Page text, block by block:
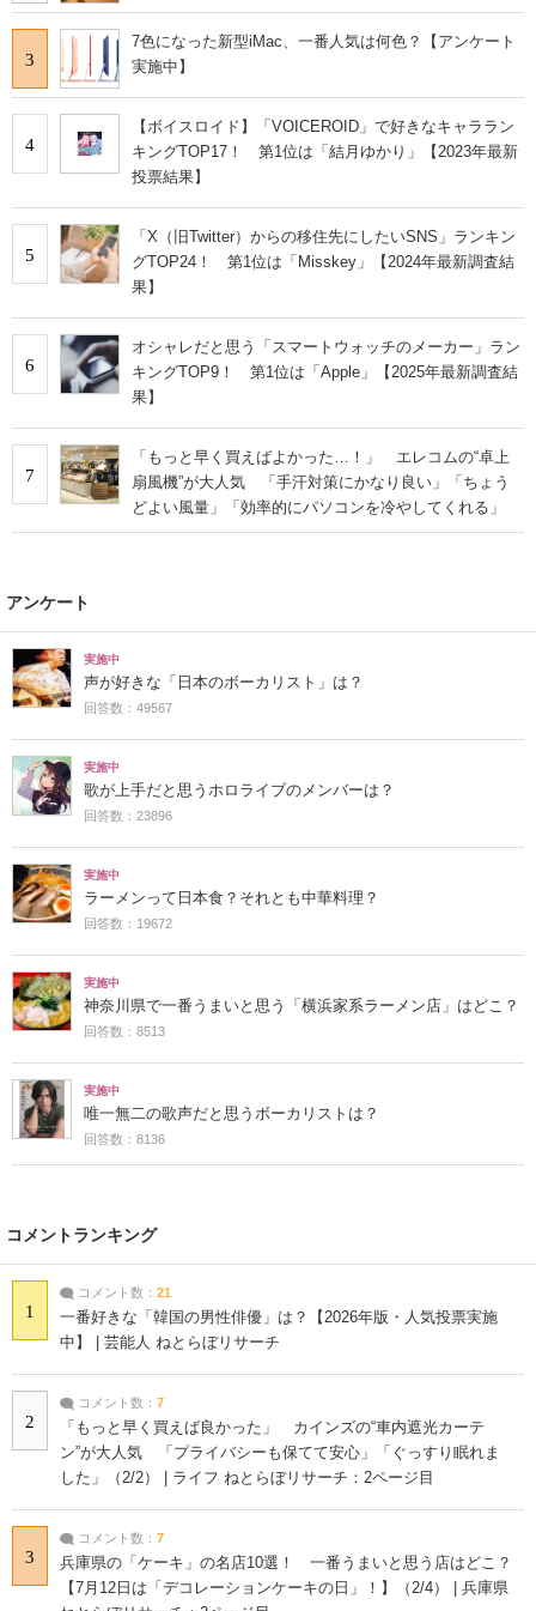
3
7色になった新型iMac、一番人気は何色？【アンケート
実施中】
4
【ボイスロイド】「VOICEROID」で好きなキャララン
キングTOP17！ 第1位は「結月ゆかり」【2023年最新
投票結果】
5
「X（旧Twitter）からの移住先にしたいSNS」ランキン
グTOP24！ 第1位は「Misskey」【2024年最新調査結
果】
6
オシャレだと思う「スマートウォッチのメーカー」ラン
キングTOP9！ 第1位は「Apple」【2025年最新調査結
果】
7
「もっと早く買えばよかった…！」 エレコムの“卓上
扇風機”が大人気 「手汗対策にかなり良い」「ちょう
どよい風量」「効率的にパソコンを冷やしてくれる」
アンケート
実施中
声が好きな「日本のボーカリスト」は？
回答数：49567
実施中
歌が上手だと思うホロライブのメンバーは？
回答数：23896
実施中
ラーメンって日本食？それとも中華料理？
回答数：19672
実施中
神奈川県で一番うまいと思う「横浜家系ラーメン店」はどこ？
回答数：8513
実施中
唯一無二の歌声だと思うボーカリストは？
回答数：8136
コメントランキング
1
コメント数： 21
一番好きな「韓国の男性俳優」は？【2026年版・人気投票実施
中】 | 芸能人 ねとらぼリサーチ
2
コメント数： 7
「もっと早く買えば良かった」 カインズの“車内遮光カーテ
ン”が大人気 「プライバシーも保てて安心」「ぐっすり眠れま
した」（2/2） | ライフ ねとらぼリサーチ：2ページ目
3
コメント数： 7
兵庫県の「ケーキ」の名店10選！ 一番うまいと思う店はどこ？
【7月12日は「デコレーションケーキの日」！】（2/4） | 兵庫県